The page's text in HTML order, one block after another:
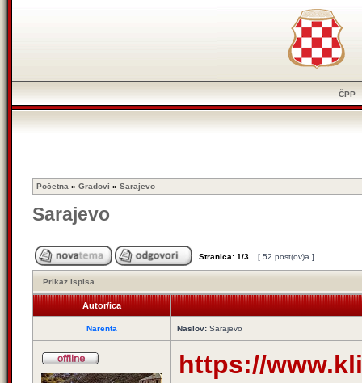
ČPP
Početna » Gradovi » Sarajevo
Sarajevo
Stranica: 1/3 [ 52 post(ov)a ]
Prikaz ispisa
Autor/ica
Narenta Naslov: Sarajevo
https://